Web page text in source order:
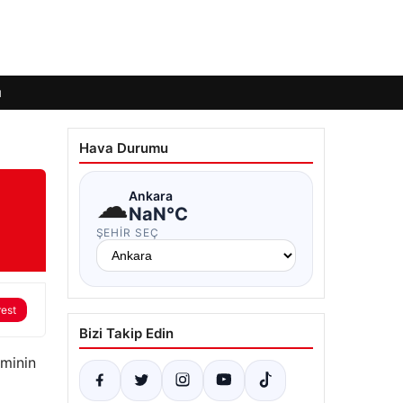
Hava Durumu
☁Ankara
NaN°C
ŞEHIR SEÇ
Bizi Takip Edin